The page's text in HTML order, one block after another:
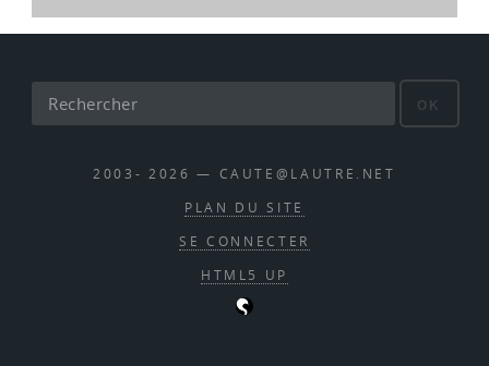
OK
2003- 2026 — CAUTE@LAUTRE.NET
PLAN DU SITE
SE CONNECTER
HTML5 UP